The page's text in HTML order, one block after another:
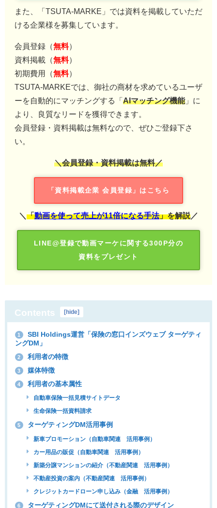
また、「TSUTA-MARKE」では資料を掲載していただ
ける企業様を募集しています。
会員登録（無料）
資料掲載（無料）
初期費用（無料）
TSUTA-MARKEでは、御社の商材を求めているユーザ
ーを自動的にマッチングする「 AIマッチング機能」に
より、良質なリードを獲得できます。
会員登録・資料掲載は無料なので、ぜひご登録下さ
い。
＼会員登録・資料掲載は無料／
「資料掲載企業 会員登録」はこちら
＼ 「動画を使って売上が11倍になる手法」を解説 ／
LINE@登録で動画マーケに関する300P分の
資料をプレゼント
Contents [hide]
1
SBI Holdings運営「保険の窓口インズウェブ ターゲティ
ングDM」
2 利用者の特徴
3 媒体特徴
4 利用者の基本属性
自動車保険一括見積サイトデータ
生命保険一括資料請求
5 ターゲティングDM活用事例
新車プロモーション（自動車関連 活用事例）
カー用品の販促（自動車関連 活用事例）
新築分譲マンションの紹介（不動産関連 活用事例）
不動産投資の案内（不動産関連 活用事例）
クレジットカードローン申し込み（金融 活用事例）
6 ターゲティングDMにて送付される際のデザイン